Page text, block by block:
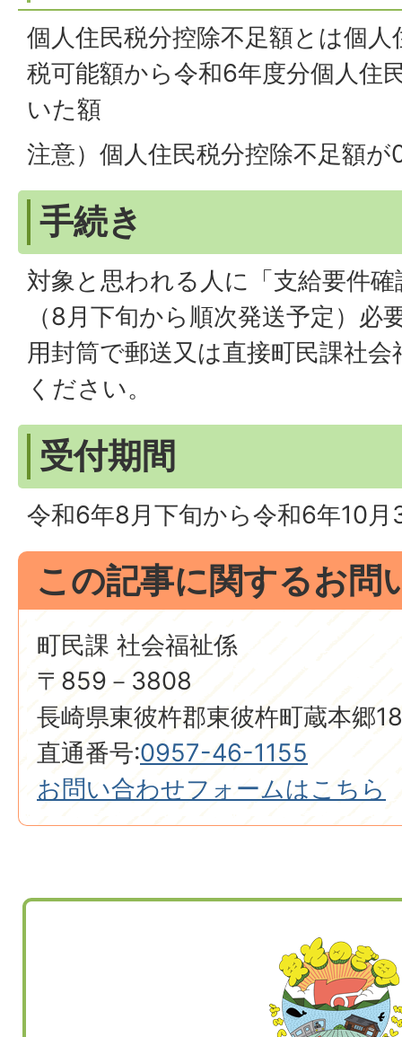
個人住民税分控除不足額とは個
税可能額から令和6年度分個人住
いた額
注意）個人住民税分控除不足額
手続き
対象と思われる人に「支給要件
（8月下旬から順次発送予定）必
用封筒で郵送又は直接町民課社
ください。
受付期間
令和6年8月下旬から令和6年10月
この記事に関するお問
町民課 社会福祉係
〒859－3808
長崎県東彼杵郡東彼杵町蔵本郷
直通番号:0957-46-1155
お問い合わせフォームはこちら